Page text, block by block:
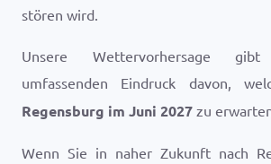
stören wird.
Unsere Wettervorhersage
umfassenden Eindruck davon,
Regensburg im Juni 2027 zu
Wenn Sie in naher Zukunft nach